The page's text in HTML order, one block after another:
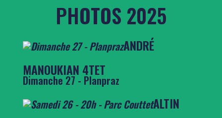
PHOTOS 2025
ANDRÉ
MANOUKIAN 4TET
Dimanche 27 - Planpraz
ALTIN